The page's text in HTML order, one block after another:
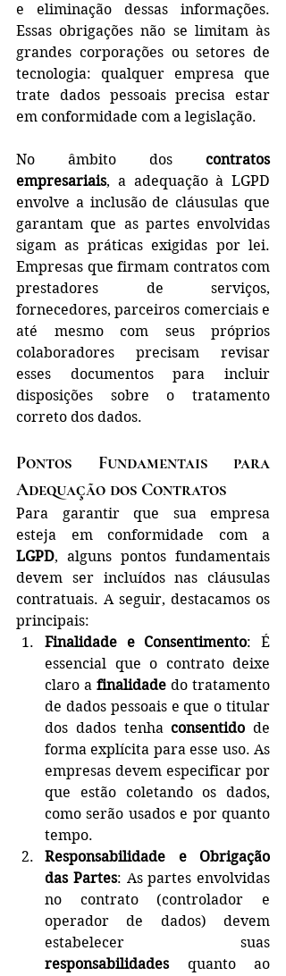
e eliminação dessas informações.
Essas obrigações não se limitam às
grandes corporações ou setores de
tecnologia: qualquer empresa que
trate dados pessoais precisa estar
em conformidade com a legislação.
No âmbito dos contratos
empresariais, a adequação à LGPD
envolve a inclusão de cláusulas que
garantam que as partes envolvidas
sigam as práticas exigidas por lei.
Empresas que firmam contratos com
prestadores de serviços,
fornecedores, parceiros comerciais e
até mesmo com seus próprios
colaboradores precisam revisar
esses documentos para incluir
disposições sobre o tratamento
correto dos dados.
Pontos Fundamentais para
Adequação dos Contratos
Para garantir que sua empresa
LGPD, alguns pontos fundamentais
devem ser incluídos nas cláusulas
contratuais. A seguir, destacamos os
principais:
Finalidade e Consentimento: É
essencial que o contrato deixe
claro a finalidade do tratamento
de dados pessoais e que o titular
dos dados tenha consentido de
forma explícita para esse uso. As
empresas devem especificar por
que estão coletando os dados,
como serão usados e por quanto
tempo.
Responsabilidade e Obrigação
das Partes: As partes envolvidas
no contrato (controlador e
operador de dados) devem
responsabilidades quanto ao